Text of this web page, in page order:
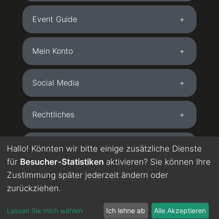
chevron_left Start
festival
Festivals
person
Konto
Event Guide
Mein Konto
Social Media
Rechtliches
Kostenlose App
DE EN
Wird maschinell übersetzt. Englisch in Testphase.
Hallo! Könnten wir bitte einige zusätzliche Dienste
für Besucher-Statistiken aktivieren? Sie können Ihre
Zustimmung später jederzeit ändern oder
zurückziehen.
Lassen Sie mich wählen Ich lehne ab Alle Akzeptieren